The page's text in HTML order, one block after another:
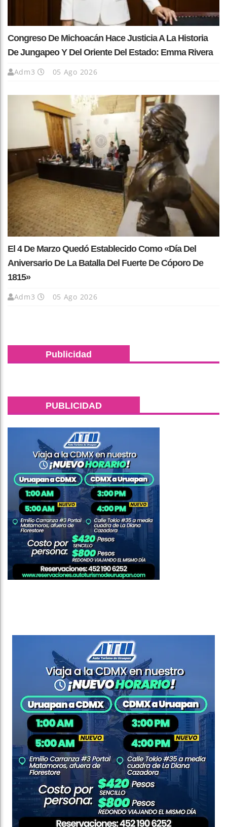
Congreso De Michoacán Hace Justicia A La Historia
De Jungapeo Y Del Oriente Del Estado: Emma Rivera
Adm3 05 Ago 2026
El 4 De Marzo Quedó Establecido Como «Día Del
Aniversario De La Batalla Del Fuerte De Cóporo De
1815»
Adm3 05 Ago 2026
Publicidad
PUBLICIDAD